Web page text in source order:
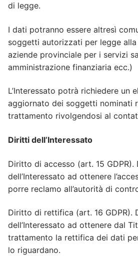
di legge.
I dati potranno essere altresì
soggetti autorizzati per legge
aziende provinciale per i servizi
amministrazione finanziaria ecc.)
L’Interessato potrà richiedere un
aggiornato dei soggetti nominati
trattamento rivolgendosi al
Diritti dell’Interessato
Diritto di accesso (art. 15 GDPR).
dell’Interessato ad ottenere
porre reclamo all’autorità di
Diritto di rettifica (art. 16 GDPR).
dell’Interessato ad ottenere dal
trattamento la rettifica dei dati
lo riguardano.